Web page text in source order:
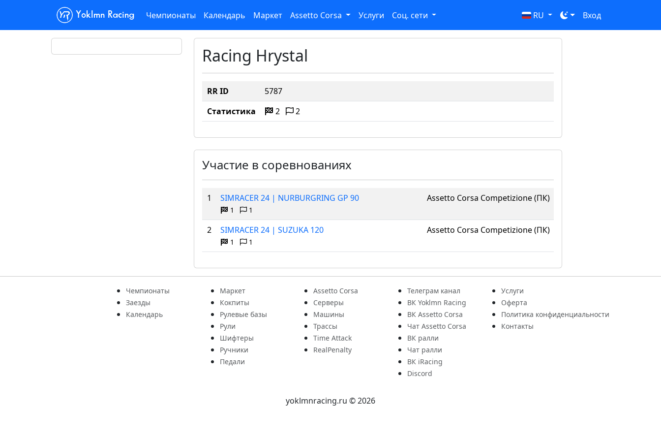
Yoklmn Racing Чемпионаты Календарь Маркет Assetto Corsa Услуги Соц. сети RU Вход
Racing Hrystal
RR ID
5787
Статистика
2 2
Участие в соревнованиях
1 SIMRACER 24 | NURBURGRING GP 90
1 1
Assetto Corsa Competizione (ПК)
2 SIMRACER 24 | SUZUKA 120
1 1
Assetto Corsa Competizione (ПК)
Чемпионаты
Заезды
Календарь
Маркет
Кокпиты
Рулевые базы
Рули
Шифтеры
Ручники
Педали
Assetto Corsa
Серверы
Машины
Трассы
Time Attack
RealPenalty
Телеграм канал
ВК Yoklmn Racing
ВК Assetto Corsa
Чат Assetto Corsa
ВК ралли
Чат ралли
ВК iRacing
Discord
Услуги
Оферта
Политика конфиденциальности
Контакты
yoklmnracing.ru © 2026